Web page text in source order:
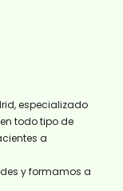
especializado
todo tipo de
a
y formamos a